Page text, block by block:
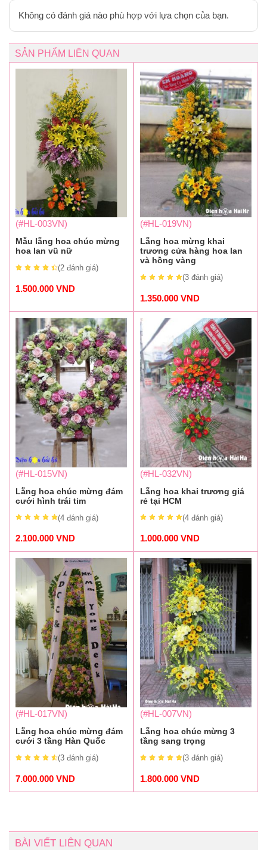
Không có đánh giá nào phù hợp với lựa chọn của bạn.
SẢN PHẨM LIÊN QUAN
(#HL-003VN)
Mẫu lẵng hoa chúc mừng
hoa lan vũ nữ
(2 đánh giá)
1.500.000 VND
(#HL-019VN)
Lẵng hoa mừng khai
trương cửa hàng hoa lan
và hồng vàng
(3 đánh giá)
1.350.000 VND
(#HL-015VN)
Lẵng hoa chúc mừng đám
cưới hình trái tim
(4 đánh giá)
2.100.000 VND
(#HL-032VN)
Lẵng hoa khai trương giá
rẻ tại HCM
(4 đánh giá)
1.000.000 VND
(#HL-017VN)
Lẵng hoa chúc mừng đám
cưới 3 tầng Hàn Quốc
(3 đánh giá)
7.000.000 VND
(#HL-007VN)
Lẵng hoa chúc mừng 3
tầng sang trọng
(3 đánh giá)
1.800.000 VND
BÀI VIẾT LIÊN QUAN